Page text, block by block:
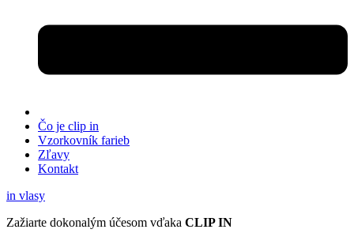
Čo je clip in
Vzorkovník farieb
Zľavy
Kontakt
in vlasy
Zažiarte dokonalým účesom vďaka CLIP IN